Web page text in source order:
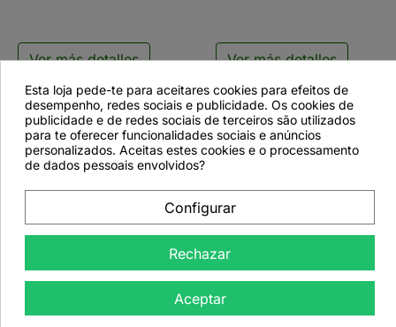
Ver más detalles Ver más detalles

favorite_border
Tetera de cristal Creano
Tetera de cristal Jumbo
Esta loja pede-te para aceitares cookies para efeitos de
desempenho, redes sociais e publicidade. Os cookies de
publicidade e de redes sociais de terceiros são utilizados
para te oferecer funcionalidades sociais e anúncios
personalizados. Aceitas estes cookies e o processamento
de dados pessoais envolvidos?
Configurar
Rechazar
Aceptar